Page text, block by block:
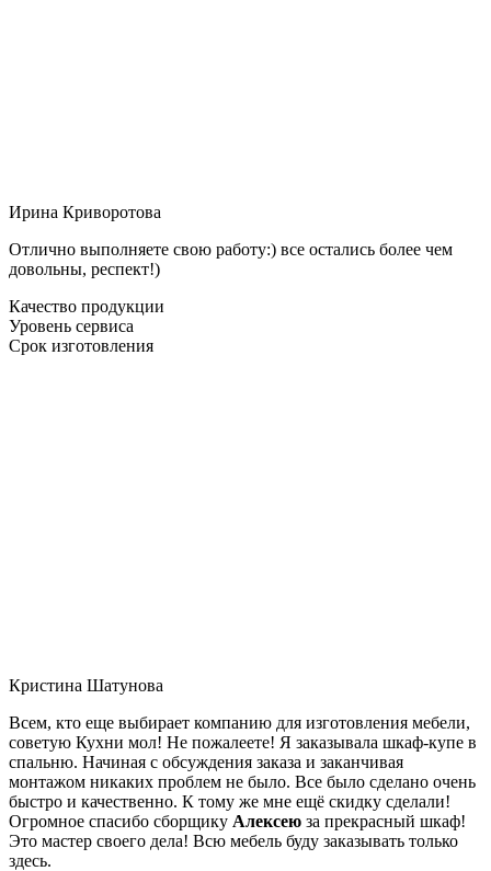
Ирина Криворотова
Отлично выполняете свою работу:) все остались более чем
довольны, респект!)
Качество продукции
Уровень сервиса
Срок изготовления
Кристина Шатунова
Всем, кто еще выбирает компанию для изготовления мебели,
советую Кухни мол! Не пожалеете! Я заказывала шкаф-купе в
спальню. Начиная с обсуждения заказа и заканчивая
монтажом никаких проблем не было. Все было сделано очень
быстро и качественно. К тому же мне ещё скидку сделали!
Огромное спасибо сборщику Алексею за прекрасный шкаф!
Это мастер своего дела! Всю мебель буду заказывать только
здесь.